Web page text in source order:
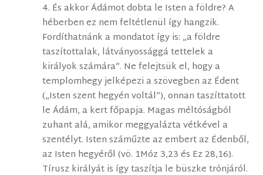
4. És akkor Ádámot dobta le Isten a földre? A
héberben ez nem feltétlenül így hangzik.
Fordíthatnánk a mondatot így is: „a földre
taszítottalak, látványossággá tettelek a
királyok számára”. Ne felejtsük el, hogy a
templomhegy jelképezi a szövegben az Édent
(„Isten szent hegyén voltál”), onnan taszíttatott
le Ádám, a kert főpapja. Magas méltóságból
zuhant alá, amikor meggyalázta vétkével a
szentélyt. Isten száműzte az embert az Édenből,
az Isten hegyéről (vö. 1Móz 3,23 és Ez 28,16).
Tírusz királyát is így taszítja le büszke trónjáról.